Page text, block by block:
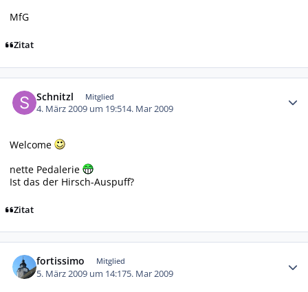
MfG
Zitat
Schnitzl Mitglied
4. März 2009 um 19:514. Mar 2009
Welcome
nette Pedalerie
Ist das der Hirsch-Auspuff?
Zitat
fortissimo Mitglied
5. März 2009 um 14:175. Mar 2009